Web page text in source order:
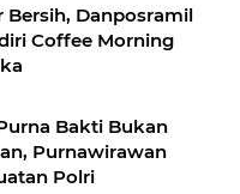
Bersih, Danposramil
Coffee Morning
Bakti Bukan
Purnawirawan
Polri